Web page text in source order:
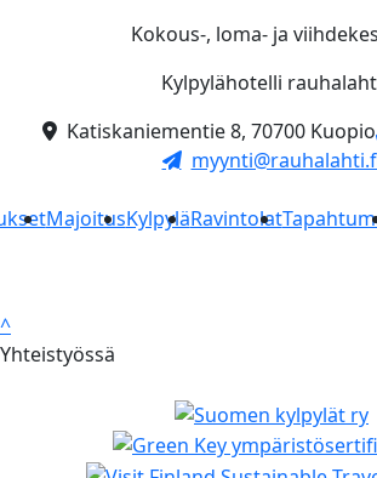
Kokous-, loma- ja
Kylpylähotelli
Katiskaniementie 8, 70700 Kuopio
MajoitusKylpyläRavintolat
^
Yhteistyössä